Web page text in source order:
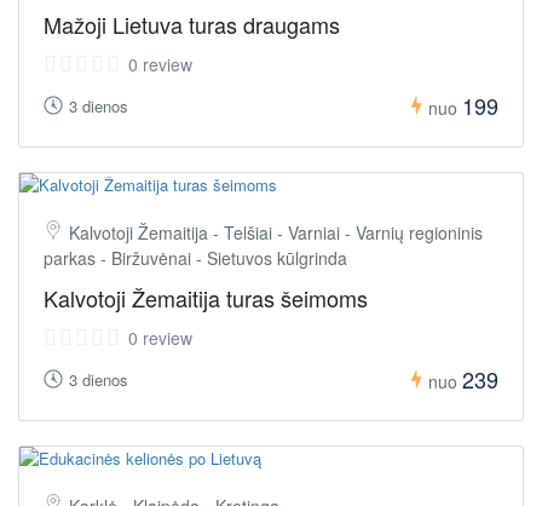
Mažoji Lietuva turas draugams
0 review
3 dienos nuo 199
Kalvotoji Žemaitija - Telšiai - Varniai - Varnių regioninis
parkas - Biržuvėnai - Sietuvos kūlgrinda
Kalvotoji Žemaitija turas šeimoms
0 review
3 dienos nuo 239